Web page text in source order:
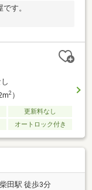
す。
2）
更新料なし
オートロック付き
田駅 徒歩3分